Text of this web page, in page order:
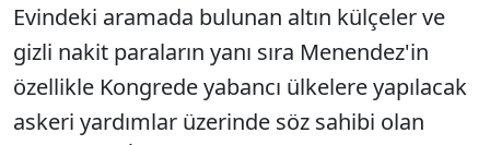
Evindeki aramada bulunan altın külçeler ve
gizli nakit paraların yanı sıra Menendez'in
özellikle Kongrede yabancı ülkelere yapılacak
askeri yardımlar üzerinde söz sahibi olan